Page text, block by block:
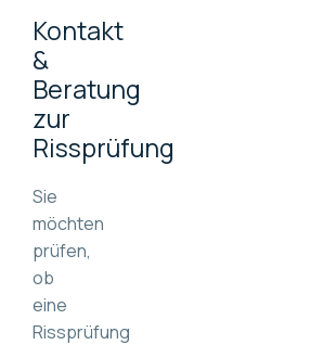
Kontakt
&
Beratung
zur
Rissprüfung
Sie
möchten
prüfen,
ob
eine
Rissprüfung